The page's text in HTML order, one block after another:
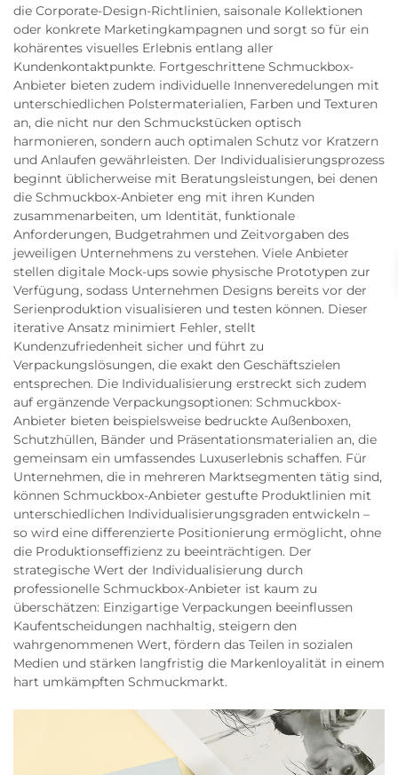
die Corporate-Design-Richtlinien, saisonale Kollektionen
oder konkrete Marketingkampagnen und sorgt so für ein
kohärentes visuelles Erlebnis entlang aller
Kundenkontaktpunkte. Fortgeschrittene Schmuckbox-
Anbieter bieten zudem individuelle Innenveredelungen mit
unterschiedlichen Polstermaterialien, Farben und Texturen
an, die nicht nur den Schmuckstücken optisch
harmonieren, sondern auch optimalen Schutz vor Kratzern
und Anlaufen gewährleisten. Der Individualisierungsprozess
beginnt üblicherweise mit Beratungsleistungen, bei denen
die Schmuckbox-Anbieter eng mit ihren Kunden
zusammenarbeiten, um Identität, funktionale
Anforderungen, Budgetrahmen und Zeitvorgaben des
jeweiligen Unternehmens zu verstehen. Viele Anbieter
stellen digitale Mock-ups sowie physische Prototypen zur
Verfügung, sodass Unternehmen Designs bereits vor der
Serienproduktion visualisieren und testen können. Dieser
iterative Ansatz minimiert Fehler, stellt
Kundenzufriedenheit sicher und führt zu
Verpackungslösungen, die exakt den Geschäftszielen
entsprechen. Die Individualisierung erstreckt sich zudem
auf ergänzende Verpackungsoptionen: Schmuckbox-
Anbieter bieten beispielsweise bedruckte Außenboxen,
Schutzhüllen, Bänder und Präsentationsmaterialien an, die
gemeinsam ein umfassendes Luxuserlebnis schaffen. Für
Unternehmen, die in mehreren Marktsegmenten tätig sind,
können Schmuckbox-Anbieter gestufte Produktlinien mit
unterschiedlichen Individualisierungsgraden entwickeln –
so wird eine differenzierte Positionierung ermöglicht, ohne
die Produktionseffizienz zu beeinträchtigen. Der
strategische Wert der Individualisierung durch
professionelle Schmuckbox-Anbieter ist kaum zu
überschätzen: Einzigartige Verpackungen beeinflussen
Kaufentscheidungen nachhaltig, steigern den
wahrgenommenen Wert, fördern das Teilen in sozialen
Medien und stärken langfristig die Markenloyalität in einem
hart umkämpften Schmuckmarkt.